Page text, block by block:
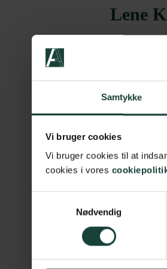
Samtykke
Vi bruger cookies
Vi bruger cookies til at
cookies i vores
Nødvendig
Lene
en række
at gå.
Anne
seminarium